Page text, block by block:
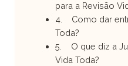
para a Revisão
4. Como dar
Toda?
5. O que diz a
Vida Toda?